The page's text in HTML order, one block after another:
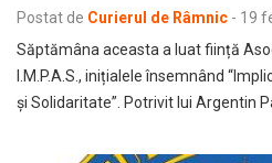
Postat de Curierul de Râmnic - 19
Săptămâna aceasta a luat ființă
I.M.P.A.S., inițialele însemnând
și Solidaritate”. Potrivit lui Argentin